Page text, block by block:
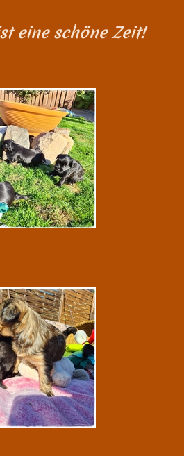
eine schöne Zeit!